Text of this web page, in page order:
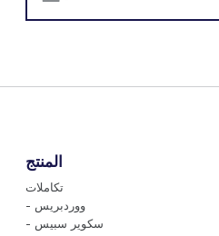
المنتج
تكاملات
- ووردبريس
- سكوير سبيس